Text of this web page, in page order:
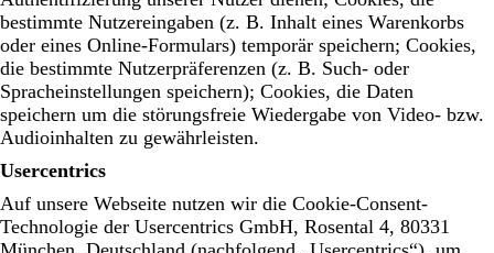
bestimmte Nutzereingaben (z. B. Inhalt eines Warenkorbs
oder eines Online-Formulars) temporär speichern; Cookies,
die bestimmte Nutzerpräferenzen (z. B. Such- oder
Spracheinstellungen speichern); Cookies, die Daten
speichern um die störungsfreie Wiedergabe von Video- bzw.
Audioinhalten zu gewährleisten.
Usercentrics
Auf unsere Webseite nutzen wir die Cookie-Consent-
Technologie der Usercentrics GmbH, Rosental 4, 80331